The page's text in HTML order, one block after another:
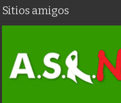
Sitios amigos